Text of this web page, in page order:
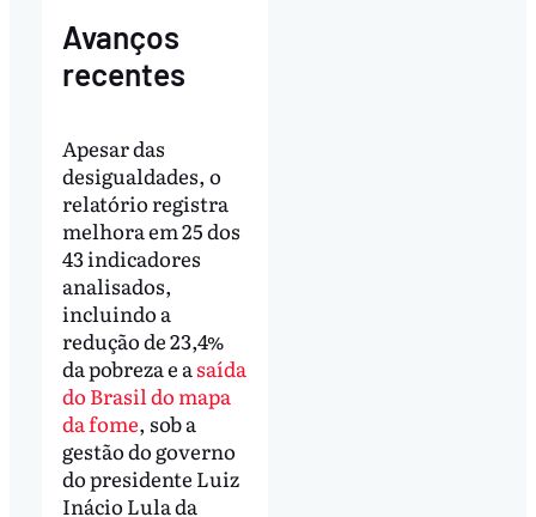
Avanços
recentes
Apesar das
desigualdades, o
relatório registra
melhora em 25 dos
43 indicadores
analisados,
incluindo a
redução de 23,4%
da pobreza e asaída
do Brasil do mapa
da fome, sob a
gestão do governo
do presidente Luiz
Inácio Lula da